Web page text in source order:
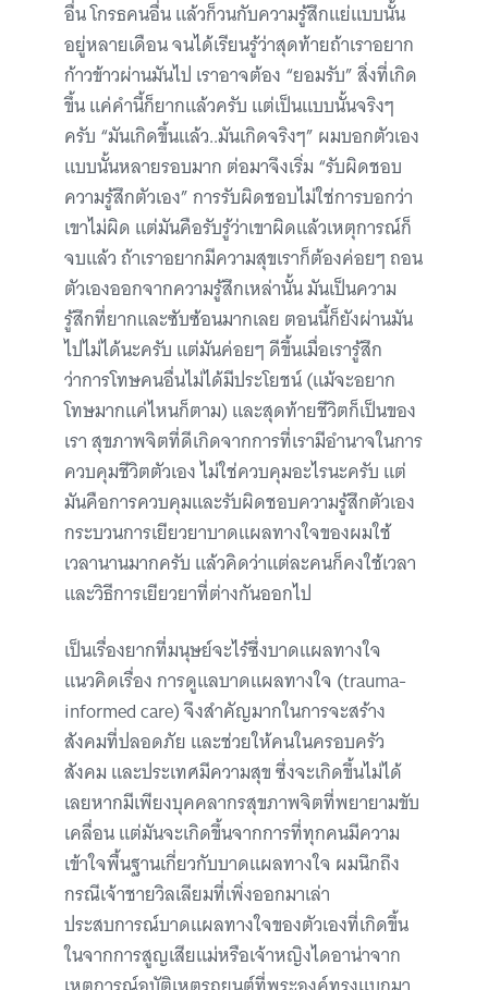
อื่น โกรธคนอื่น แล้วก็วนกับความรู้สึกแย่แบบนั้น
อยู่หลายเดือน จนได้เรียนรู้ว่าสุดท้ายถ้าเราอยาก
ก้าวข้าวผ่านมันไป เราอาจต้อง “ยอมรับ” สิ่งที่เกิด
ขึ้น แค่คำนี้ก็ยากแล้วครับ แต่เป็นแบบนั้นจริงๆ
ครับ “มันเกิดขึ้นแล้ว..มันเกิดจริงๆ” ผมบอกตัวเอง
แบบนั้นหลายรอบมาก ต่อมาจึงเริ่ม “รับผิดชอบ
ความรู้สึกตัวเอง” การรับผิดชอบไม่ใช่การบอกว่า
เขาไม่ผิด แต่มันคือรับรู้ว่าเขาผิดแล้วเหตุการณ์ก็
จบแล้ว ถ้าเราอยากมีความสุขเราก็ต้องค่อยๆ ถอน
ตัวเองออกจากความรู้สึกเหล่านั้น มันเป็นความ
รู้สึกที่ยากและซับซ้อนมากเลย ตอนนี้ก็ยังผ่านมัน
ไปไม่ได้นะครับ แต่มันค่อยๆ ดีขึ้นเมื่อเรารู้สึก
ว่าการโทษคนอื่นไม่ได้มีประโยชน์ (แม้จะอยาก
โทษมากแค่ไหนก็ตาม) และสุดท้ายชีวิตก็เป็นของ
เรา สุขภาพจิตที่ดีเกิดจากการที่เรามีอำนาจในการ
ควบคุมชีวิตตัวเอง ไม่ใช่ควบคุมอะไรนะครับ แต่
มันคือการควบคุมและรับผิดชอบความรู้สึกตัวเอง
กระบวนการเยียวยาบาดแผลทางใจของผมใช้
เวลานานมากครับ แล้วคิดว่าแต่ละคนก็คงใช้เวลา
และวิธีการเยียวยาที่ต่างกันออกไป
เป็นเรื่องยากที่มนุษย์จะไร้ซึ่งบาดแผลทางใจ
แนวคิดเรื่อง การดูแลบาดแผลทางใจ (trauma-
informed care) จึงสำคัญมากในการจะสร้าง
สังคมที่ปลอดภัย และช่วยให้คนในครอบครัว
สังคม และประเทศมีความสุข ซึ่งจะเกิดขึ้นไม่ได้
เลยหากมีเพียงบุคคลากรสุขภาพจิตที่พยายามขับ
เคลื่อน แต่มันจะเกิดขึ้นจากการที่ทุกคนมีความ
เข้าใจพื้นฐานเกี่ยวกับบาดแผลทางใจ ผมนึกถึง
กรณีเจ้าชายวิลเลียมที่เพิ่งออกมาเล่า
ประสบการณ์บาดแผลทางใจของตัวเองที่เกิดขึ้น
ในจากการสูญเสียแม่หรือเจ้าหญิงไดอาน่าจาก